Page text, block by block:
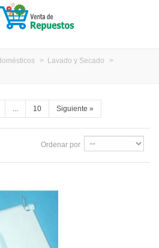
> Lavado y Secado
>
... 10 Siguiente »
Ordenar por